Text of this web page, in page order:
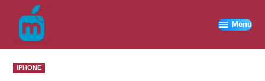
contenuto
Menu
PUBBLICATO
IN
IPHONE